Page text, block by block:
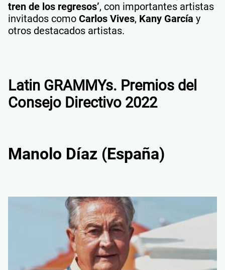
tren de los regresos’, con importantes artistas
invitados como Carlos Vives, Kany García y
otros destacados artistas.
Latin GRAMMYs. Premios del
Consejo Directivo 2022
Manolo Díaz (España)